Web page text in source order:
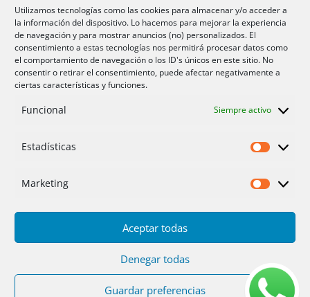
Utilizamos tecnologías como las cookies para almacenar y/o acceder a
la información del dispositivo. Lo hacemos para mejorar la experiencia
de navegación y para mostrar anuncios (no) personalizados. El
consentimiento a estas tecnologías nos permitirá procesar datos como
el comportamiento de navegación o los ID's únicos en este sitio. No
consentir o retirar el consentimiento, puede afectar negativamente a
ciertas características y funciones.
Funcional Siempre activo
Estadísticas
Marketing
Aceptar todas
Denegar todas
Guardar preferencias
Aire acondicionado Alicante
Aire acondicionador Murcia
Aire acondicionado San Juan
Privacidad
Servicios Fotos
Placas solares
Ofertas 2025/26 Contacto